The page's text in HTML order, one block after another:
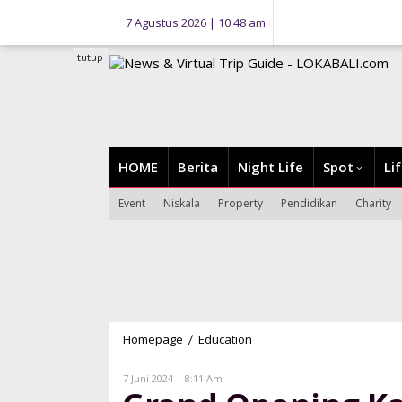
konten
7 Agustus 2026 | 10:48 am
HOME Berita Night Life Spot
Event Niskala Property Pendidikan Charity
tutup
Homepage / Education
7 Juni 2024 | 8:11 Am